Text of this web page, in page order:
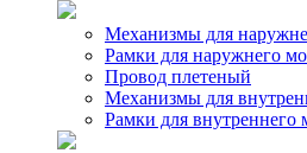
Механизмы для
Рамки для наружнего
Провод плетеный
Механизмы для
Рамки для внутреннего